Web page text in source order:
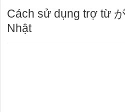
Cách sử dụng trợ từ
Nhật